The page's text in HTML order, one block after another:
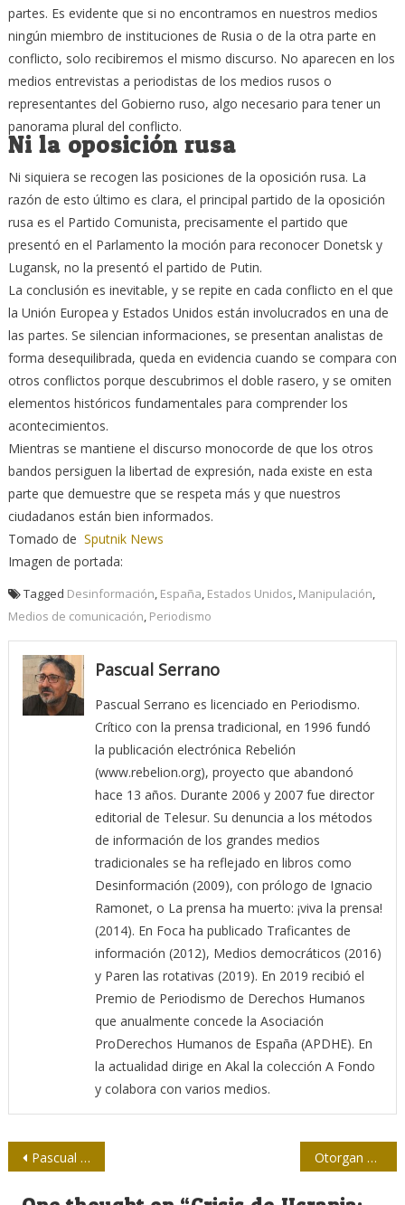
partes. Es evidente que si no encontramos en nuestros medios
ningún miembro de instituciones de Rusia o de la otra parte en
conflicto, solo recibiremos el mismo discurso. No aparecen en los
medios entrevistas a periodistas de los medios rusos o
representantes del Gobierno ruso, algo necesario para tener un
panorama plural del conflicto.
Ni la oposición rusa
Ni siquiera se recogen las posiciones de la oposición rusa. La
razón de esto último es clara, el principal partido de la oposición
rusa es el Partido Comunista, precisamente el partido que
presentó en el Parlamento la moción para reconocer Donetsk y
Lugansk, no la presentó el partido de Putin.
La conclusión es inevitable, y se repite en cada conflicto en el que
la Unión Europea y Estados Unidos están involucrados en una de
las partes. Se silencian informaciones, se presentan analistas de
forma desequilibrada, queda en evidencia cuando se compara con
otros conflictos porque descubrimos el doble rasero, y se omiten
elementos históricos fundamentales para comprender los
acontecimientos.
Mientras se mantiene el discurso monocorde de que los otros
bandos persiguen la libertad de expresión, nada existe en esta
parte que demuestre que se respeta más y que nuestros
ciudadanos están bien informados.
Tomado de Sputnik News
Imagen de portada:
Tagged Desinformación España Estados Unidos Manipulación
Medios de comunicación Periodismo
Pascual Serrano
Pascual Serrano es licenciado en Periodismo.
Crítico con la prensa tradicional, en 1996 fundó
la publicación electrónica Rebelión
(www.rebelion.org), proyecto que abandonó
hace 13 años. Durante 2006 y 2007 fue director
editorial de Telesur. Su denuncia a los métodos
de información de los grandes medios
tradicionales se ha reflejado en libros como
Desinformación (2009), con prólogo de Ignacio
Ramonet, o La prensa ha muerto: ¡viva la prensa!
(2014). En Foca ha publicado Traficantes de
información (2012), Medios democráticos (2016)
y Paren las rotativas (2019). En 2019 recibió el
Premio de Periodismo de Derechos Humanos
que anualmente concede la Asociación
ProDerechos Humanos de España (APDHE). En
la actualidad dirige en Akal la colección A Fondo
y colabora con varios medios.
Navegación
de
Pascual Serrano: “El mercado es incompatible con la veracidad” Otorgan premios de Periodismo Juan Gualberto Gómez, por la obra del año 2021